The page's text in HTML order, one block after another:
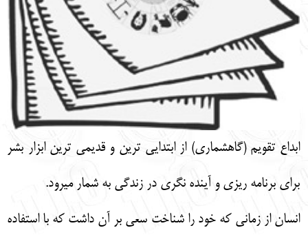
ابداع تقويم (گاهشماري) از ابتدايي ترين و قديمي ترين ابزار بشر
براي برنامه ريزي و آينده نگري در زندگي به شمار ميرود.
انسان از زماني كه خود را شناخت سعي بر آن داشت كه با استفاده